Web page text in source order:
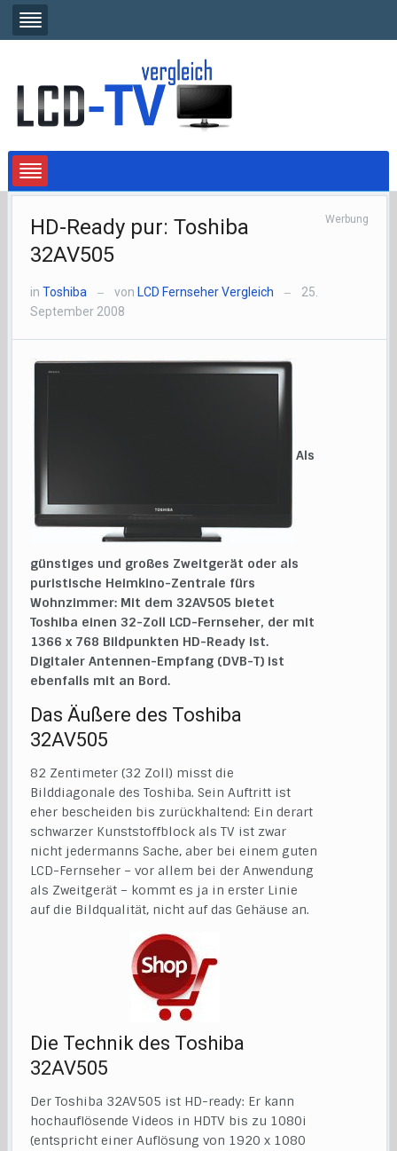
HD-Ready pur: Toshiba
32AV505
Werbung
inToshiba — von LCD Fernseher Vergleich —
25.
September 2008
Als
günstiges und großes Zweitgerät oder als
puristische Heimkino-Zentrale fürs
Wohnzimmer: Mit dem 32AV505 bietet
Toshiba einen 32-Zoll LCD-Fernseher, der mit
1366 x 768 Bildpunkten HD-Ready ist.
Digitaler Antennen-Empfang (DVB-T) ist
ebenfalls mit an Bord.
Das Äußere des Toshiba
32AV505
82 Zentimeter (32 Zoll) misst die
Bilddiagonale des Toshiba. Sein Auftritt ist
eher bescheiden bis zurückhaltend: Ein derart
schwarzer Kunststoffblock als TV ist zwar
nicht jedermanns Sache, aber bei einem guten
LCD-Fernseher – vor allem bei der Anwendung
als Zweitgerät – kommt es ja in erster Linie
auf die Bildqualität, nicht auf das Gehäuse an.
Die Technik des Toshiba
32AV505
Der Toshiba 32AV505 ist HD-ready: Er kann
hochauflösende Videos in HDTV bis zu 1080i
(entspricht einer Auflösung von 1920 x 1080